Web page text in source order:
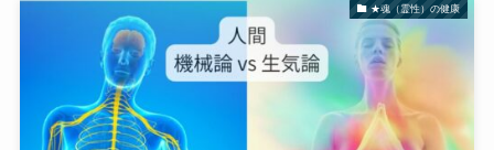
★魂（霊性）の健康